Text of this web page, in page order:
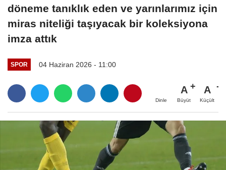
döneme tanıklık eden ve yarınlarımız için
miras niteliği taşıyacak bir koleksiyona
imza attık
SPOR 04 Haziran 2026 - 11:00
Dinle
A
Büyüt
A
Küçült